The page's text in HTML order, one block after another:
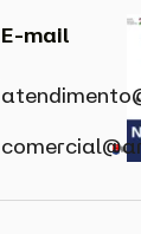
E-mail